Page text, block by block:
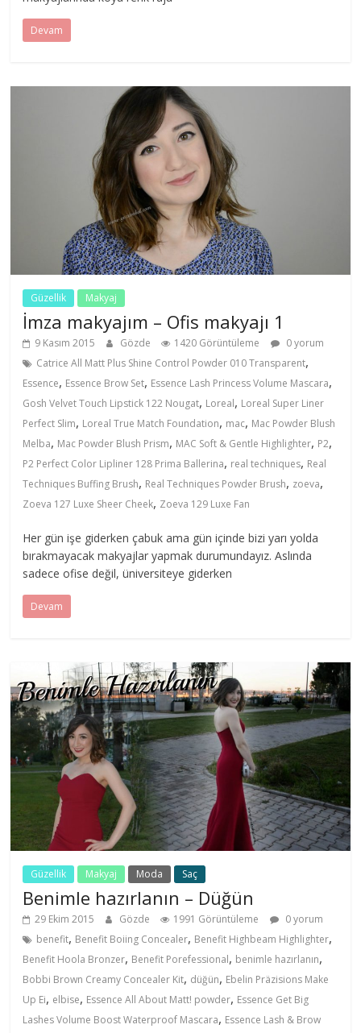
Devam
Güzellik Makyaj
İmza makyajım – Ofis makyajı 1
9 Kasım 2015 Gözde 1420 Görüntüleme
0 yorum
Catrice All Matt Plus Shine Control Powder 010 Transparent,
Essence, Essence Brow Set, Essence Lash Princess Volume Mascara,
Gosh Velvet Touch Lipstick 122 Nougat, Loreal, Loreal Super Liner
Perfect Slim, Loreal True Match Foundation, mac, Mac Powder Blush
Melba, Mac Powder Blush Prism, MAC Soft & Gentle Highlighter, P2,
P2 Perfect Color Lipliner 128 Prima Ballerina, real techniques, Real
Techniques Buffing Brush, Real Techniques Powder Brush, zoeva,
Zoeva 127 Luxe Sheer Cheek, Zoeva 129 Luxe Fan
Her gün işe giderken çabuk ama gün içinde bizi yarı yolda
bırakmayacak makyajlar yapmak durumundayız. Aslında
sadece ofise değil, üniversiteye giderken
Devam
Güzellik Makyaj Moda Saç
Benimle hazırlanın – Düğün
29 Ekim 2015 Gözde 1991 Görüntüleme
0 yorum
benefit, Benefit Boiing Concealer, Benefit Highbeam Highlighter,
Benefit Hoola Bronzer, Benefit Porefessional, benimle hazırlanın,
Bobbi Brown Creamy Concealer Kit, düğün, Ebelin Präzisions Make
Up Ei, elbise, Essence All About Matt! powder, Essence Get Big
Lashes Volume Boost Waterproof Mascara, Essence Lash & Brow